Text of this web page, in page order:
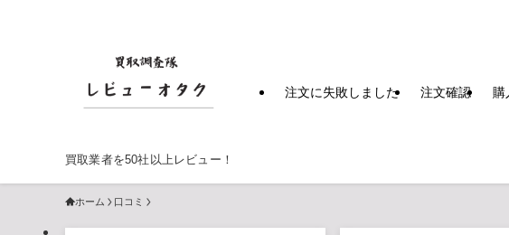
買取業者を50社以上レビュー！
注文に失敗しました 注文確認 購
ホーム 口コミ